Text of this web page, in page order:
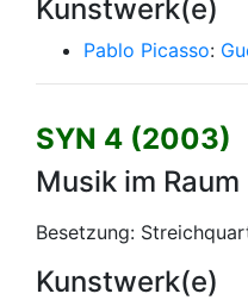
Kunstwerk(e)
Pablo Picasso:
SYN 4 (2003)
Musik im Raum
Besetzung:
Kunstwerk(e)